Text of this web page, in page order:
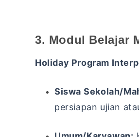
3. Modul Belajar
Holiday Program
Siswa Sekolah/
persiapan ujian